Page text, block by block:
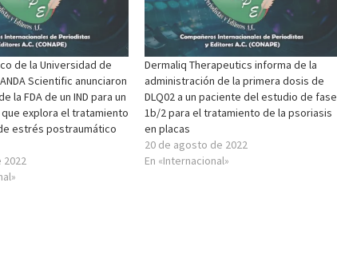
de la Universidad de
Scientific anunciaron
la FDA de un IND para un
explora el tratamiento
estrés postraumático
2022
Dermaliq Therapeutics informa de la
administración de la primera dosis de
DLQ02 a un paciente del estudio de fase
1b/2 para el tratamiento de la psoriasis
en placas
20 de agosto de 2022
En «Internacional»